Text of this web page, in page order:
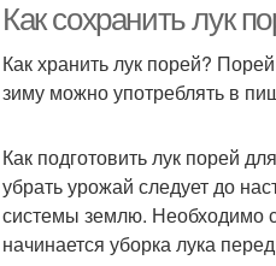
Как сохранить лук
Как хранить лук порей?
зиму можно употреблять в
Как подготовить лук порей
убрать урожай следует до
системы землю. Необходимо
начинается уборка лука